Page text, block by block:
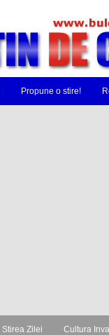
Propune o stire!
Stirea Zilei Cultura